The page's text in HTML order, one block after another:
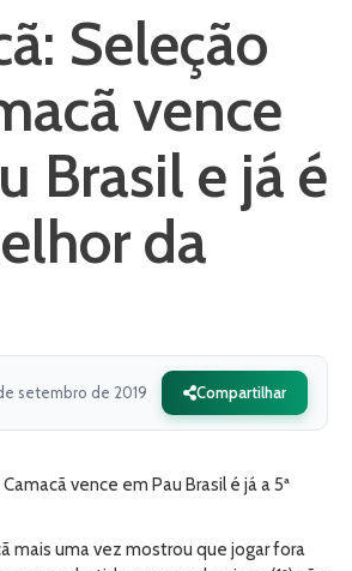
Seleção
vence
Brasil e já é
da
setembro de 2019 Compartilhar
vence em Pau Brasil é já a 5ª
mais uma vez mostrou que jogar fora